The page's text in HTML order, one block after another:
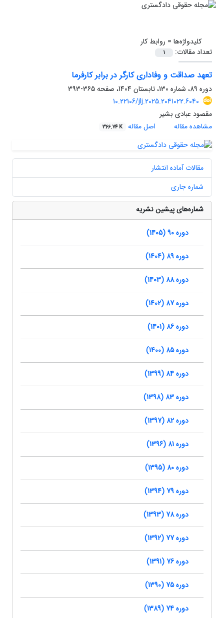
کلیدواژه‌ها = روابط کار
تعداد مقالات:
1
تعهد صداقت و وفاداری کارگر در برابر کارفرما
دوره 89، شماره 130، تابستان 1404، صفحه
365-393
10.22106/jlj.2025.2041022.6040
مقصود عبادی بشیر
مشاهده مقاله
اصل مقاله 366.74 K
مقالات آماده انتشار
شماره جاری
شماره‌های پیشین نشریه
دوره 90 (1405)
دوره 89 (1404)
دوره 88 (1403)
دوره 87 (1402)
دوره 86 (1401)
دوره 85 (1400)
دوره 84 (1399)
دوره 83 (1398)
دوره 82 (1397)
دوره 81 (1396)
دوره 80 (1395)
دوره 79 (1394)
دوره 78 (1393)
دوره 77 (1392)
دوره 76 (1391)
دوره 75 (1390)
دوره 74 (1389)